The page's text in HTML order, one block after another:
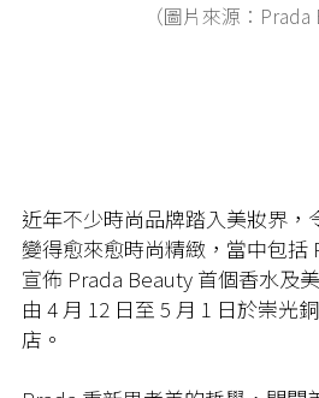
（圖片來源：Prada
近年不少時尚品牌踏入美妝界，
變得愈來愈時尚精緻，當中包括
宣佈 Prada Beauty 首個香水及
由 4 月 12 日至 5 月 1 日於崇光
店。